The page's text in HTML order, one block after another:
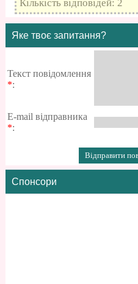
Кількість відповідей: 2
Яке твоє запитання?
Текст повідомлення
*:
E-mail відправника
*:
Спонсори